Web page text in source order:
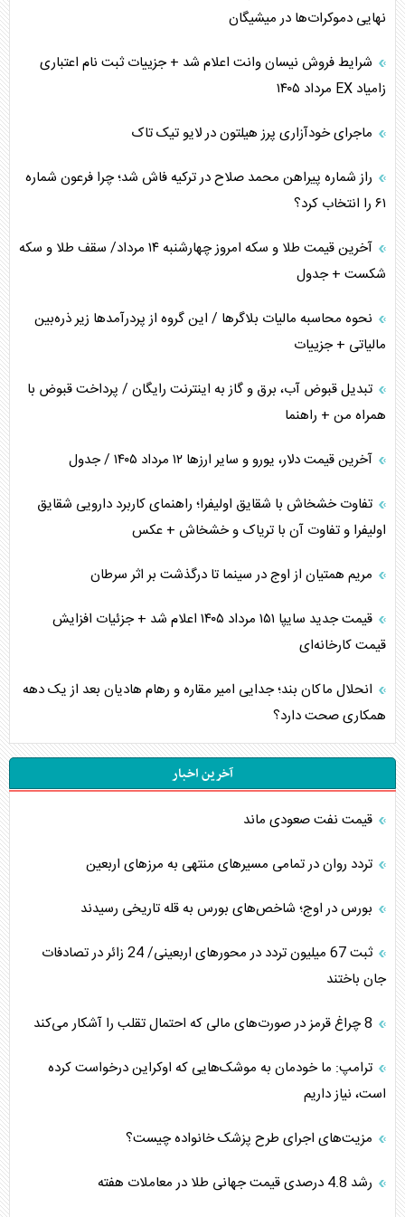
همسویی عربستان با سنتکام علیه متحدان ایران
ترامپ و توهم خلع سلاح حماس
چرا کویت به دنبال شریک امنیتی جدید است؟
اعتراف غرب به قدرت ایران در تثبیت معادلات
خطای راهبردی ترامپ مقابل برزیل
نهایی دموکرات‌ها در میشیگان
شرایط فروش نیسان وانت اعلام شد + جزییات ثبت نام اعتباری
زامیاد EX مرداد ۱۴۰۵
ماجرای خودآزاری پرز هیلتون در لایو تیک تاک
راز شماره پیراهن محمد صلاح در ترکیه فاش شد؛ چرا فرعون شماره
۶۱ را انتخاب کرد؟
آخرین قیمت طلا و سکه امروز چهارشنبه ۱۴ مرداد/ سقف طلا و سکه
شکست + جدول
نحوه محاسبه مالیات بلاگر‌ها / این گروه از پردرآمد‌ها زیر ذره‌بین
مالیاتی + جزییات
تبدیل قبوض آب، برق و گاز به اینترنت رایگان / پرداخت قبوض با
همراه من + راهنما
آخرین قیمت دلار، یورو و سایر ارز‌ها ۱۲ مرداد ۱۴۰۵ / جدول
تفاوت خشخاش با شقایق اولیفرا؛ راهنمای کاربرد دارویی شقایق
اولیفرا و تفاوت آن با تریاک و خشخاش + عکس
مریم همتیان از اوج در سینما تا درگذشت بر اثر سرطان
قیمت جدید سایپا ۱۵۱ مرداد ۱۴۰۵ اعلام شد + جزئیات افزایش
قیمت کارخانه‌ای
انحلال ماکان بند؛ جدایی امیر مقاره و رهام هادیان بعد از یک دهه
همکاری صحت دارد؟
آخرین اخبار
قیمت نفت صعودی ماند
تردد روان در تمامی مسیرهای منتهی به مرزهای اربعین
بورس در اوج؛ شاخص‌های بورس به قله تاریخی رسیدند
‌‌ثبت 67 میلیون تردد در محورهای اربعینی/ 24 زائر در تصادفات
جان باختند
ترامپ: ما خودمان به موشک‌هایی که اوکراین درخواست کرده
است، نیاز داریم
مزیت‌های اجرای طرح پزشک خانواده چیست؟
رشد 4.8 درصدی قیمت جهانی طلا در معاملات هفته